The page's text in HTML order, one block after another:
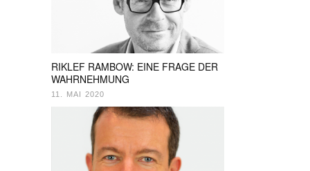
RIKLEF RAMBOW: EINE FRAGE DER
WAHRNEHMUNG
11. MAI 2020